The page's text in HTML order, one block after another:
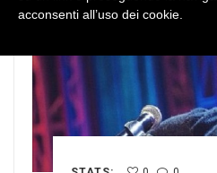
acconsenti all’uso dei cookie.